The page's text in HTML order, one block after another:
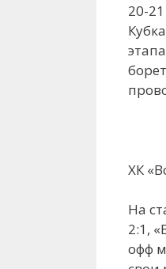
20-
ХК
На
2:1,
офф